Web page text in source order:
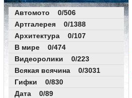
Автомото 0/506
Артгалерея 0/1388
Архитектура 0/107
В мире 0/474
Видеоролики 0/223
Всякая всячина 0/3031
Гифки 0/830
Дата 0/89